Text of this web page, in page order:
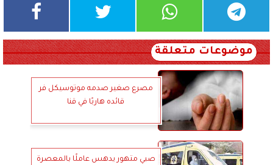
موضوعات متعلقة
مصرع صغير صدمه موتوسيكل فر
قائده هاربًا في قنا
صبي متهور يدهس عاملًا بالمعصرة